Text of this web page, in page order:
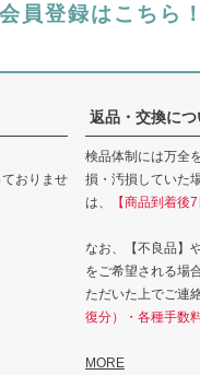
員登録はこちら！
おりませ
返品・交換につ
検品体制には万全
損・汚損していた
は、
【商品到着後7
なお、【不良品】
をご希望される場
ただいた上でご連
復分）・各種手数
MORE